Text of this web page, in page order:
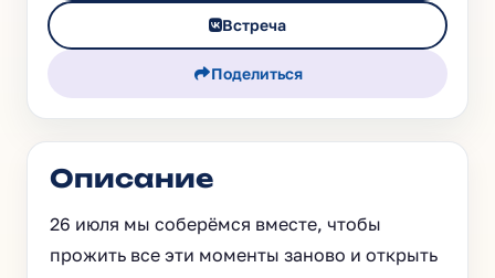
Встреча
Поделиться
Описание
26 июля мы соберёмся вместе, чтобы
прожить все эти моменты заново и открыть